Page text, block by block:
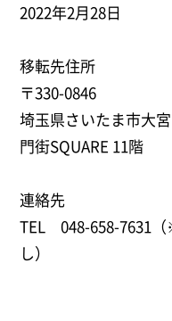
2022年2月28日
移転先住所
〒330-0846
埼玉県さいたま市大
門街SQUARE 11階
連絡先
TEL 048-658-7631
し）